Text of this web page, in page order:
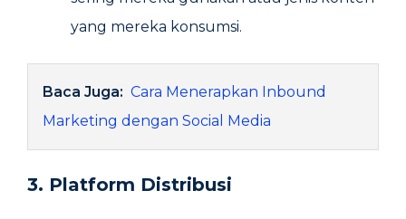
yang mereka konsumsi.
Baca Juga: Cara Menerapkan Inbound
Marketing dengan Social Media
3. Platform Distribusi